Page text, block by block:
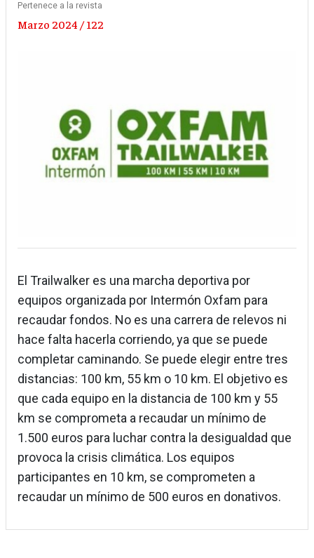
Pertenece a la revista
Marzo 2024 / 122
El Trailwalker es una marcha deportiva por
equipos organizada por Intermón Oxfam para
recaudar fondos. No es una carrera de relevos ni
hace falta hacerla corriendo, ya que se puede
completar caminando. Se puede elegir entre tres
distancias: 100 km, 55 km o 10 km. El objetivo es
que cada equipo en la distancia de 100 km y 55
km se comprometa a recaudar un mínimo de
1.500 euros para luchar contra la desigualdad que
provoca la crisis climática. Los equipos
participantes en 10 km, se comprometen a
recaudar un mínimo de 500 euros en donativos.